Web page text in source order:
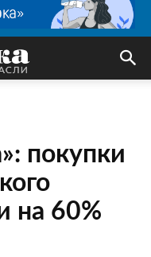
покупки
на 60%